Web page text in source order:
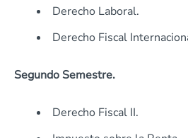
Derecho Laboral.
Derecho Fiscal
Segundo Semestre.
Derecho Fiscal II.